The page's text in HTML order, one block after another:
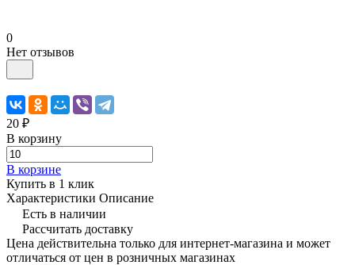
0
Нет отзывов
20 ₽
В корзину
В корзине
Купить в 1 клик
Характеристики Описание
Есть в наличии
Рассчитать доставку
Цена действительна только для интернет-магазина и может
отличаться от цен в розничных магазинах